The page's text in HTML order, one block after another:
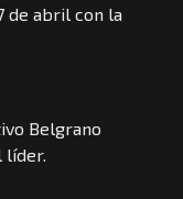
de abril con la
Belgrano
líder.